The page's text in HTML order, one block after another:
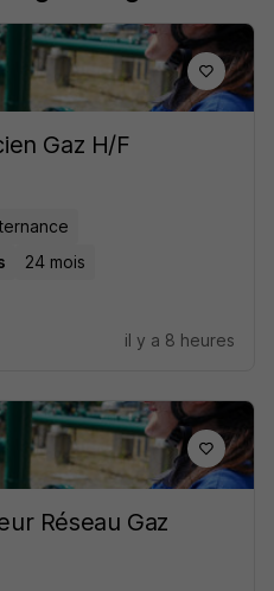
Gaz H/F
24 mois
il y a 8 heures
Réseau Gaz